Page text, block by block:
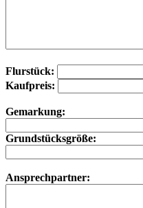
Flurstück:
Kaufpreis:
Gemarkung:
Grundstücksgröße:
Ansprechpartner: